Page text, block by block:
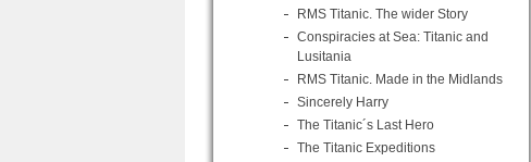
RMS Titanic. The wider Story
Conspiracies at Sea: Titanic and
Lusitania
RMS Titanic. Made in the Midlands
Sincerely Harry
The Titanic´s Last Hero
The Titanic Expeditions